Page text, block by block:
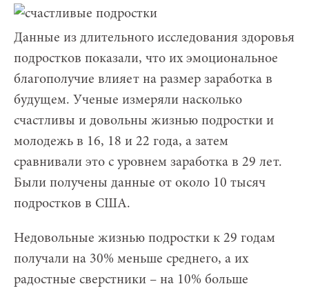
Данные из длительного исследования здоровья
подростков показали, что их эмоциональное
благополучие влияет на размер заработка в
будущем. Ученые измеряли насколько
счастливы и довольны жизнью подростки и
молодежь в 16, 18 и 22 года, а затем
сравнивали это с уровнем заработка в 29 лет.
Были получены данные от около 10 тысяч
подростков в США.
Недовольные жизнью подростки к 29 годам
получали на 30% меньше среднего, а их
радостные сверстники – на 10% больше